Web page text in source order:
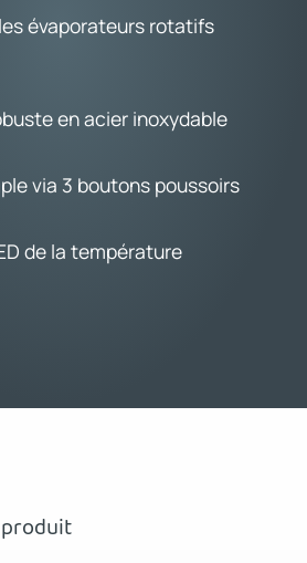
évaporateurs rotatifs
en acier inoxydable
via 3 boutons poussoirs
de la température